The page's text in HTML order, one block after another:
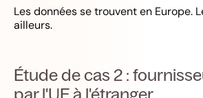
Les données se trouvent en Europe.
ailleurs.
Étude de cas 2 :
par l'UE à l'étranger